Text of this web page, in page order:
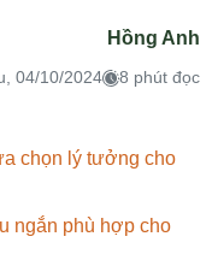
Hồng Anh
04/10/2024 8 phút đọc
chọn lý tưởng cho
ngắn phù hợp cho